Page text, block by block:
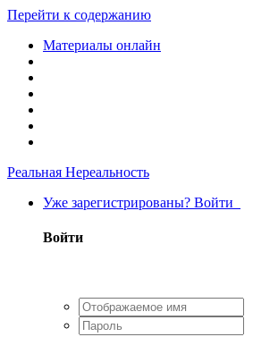
Перейти к содержанию
Материалы онлайн
Реальная Нереальность
Уже зарегистрированы? Войти
Войти